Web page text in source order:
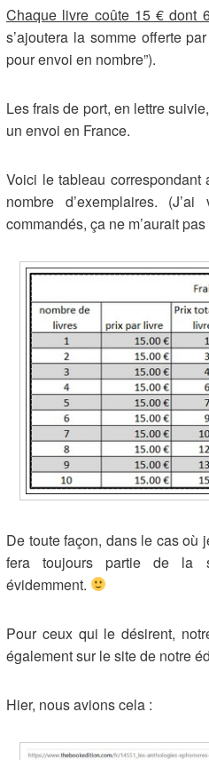
Chaque livre coûte 15 € dont
s’ajoutera la somme offerte
pour envoi en nombre”).
Les frais de port, en lettre
un envoi en France.
Voici le tableau correspondant
nombre d’exemplaires.
commandés, ça ne m’aurait
De toute façon, dans le cas où
fera toujours partie de la
évidemment.
Pour ceux qui le désirent,
également sur le site de notre
Hier, nous avions cela :